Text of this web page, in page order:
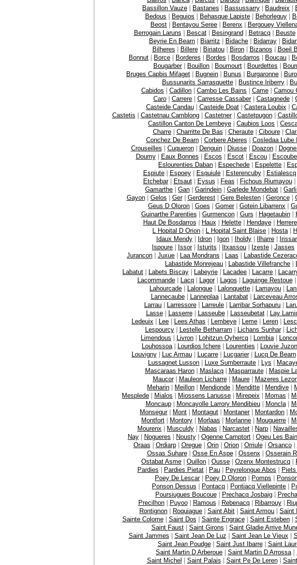
Bassillon Vauze | Bastanes | Bassussarry | Baudreix |
Bedous | Beguios | Behasque Lapiste | Behorleguy |
Beost | Bentayou Seree | Berenx | Bergouey
Berrogain Laruns | Bescat| Besingrand| Betracq| Beuste
Beyrie En Bearn | Biarritz | Bidache | Bidarray |
Bilheres | Billere| Biriatou| Biron| Bizanos | Boeil
Bonnut | Borce | Borderes | Bordes | Bosdarros | Boucau |
Bougarber| Bouillon | Boumourt | Bourdettes |
Bruges Capbis Mifaget | Bugnein | Bunus | Burgaronne |
Bussunarits Sarrasquette | Bustince Iriberry |
Cabidos | Cadillon | Cambo Les Bains | Came | Camou
Caro | Carrere | Carresse Cassaber| Castagnede |
Casteide Candau| Casteide Doat| Castera Loubix |
Castetis | Castetnau Camblong| Castetner| Castetpugon|
Castillon Canton De Lembeye | Caubios Loos |
Charre| Charritte De Bas | Cheraute| Ciboure|
Conchez De Bearn| Corbere Aberes | Cosledaa Lube
Crouseilles | Cuqueron| Denguin| Diusse| Doazon|
Doumy| Eaux Bonnes | Escos | Escot| Escou|
Eslourenties Daban | Espechede | Espelette |
Espiute| Espoey| Esquiule| Esterencuby| Estialescq
Etchebar| Etsaut| Eysus | Feas | Fichous Riumayou|
Gamarthe | Gan | Garindein | Garlede Mondebat |
Gayon| Gelos | Ger| Gerderest| Gere Belesten| Geronce|
Geus D Oloron | Goes | Gomer| Gotein Libarrenx |
Guinarthe Parenties | Gurmencon| Gurs | Hagetaubin|
Haut De Bosdarros | Haux | Helette| Hendaye| Herrere
L Hopital D Orion | L Hopital Saint Blaise | Hosta |
Idaux Mendy | Idron | Igon | Iholdy | Ilharre |
Ispoure | Issor| Isturits | Itxassou | Izeste | Jasses
Jurancon | Juxue | Laa Mondrans | Laas | Labastide
Labastide Monrejeau | Labastide Villefranche |
Labatut | Labets Biscay | Labeyrie | Lacadee | Lacarre |
Lacommande| Lacq| Lagor| Lagos | Laguinge Restoue|
Lahourcade | Lalongue | Lalonquette | Lamayou |
Lannecaube| Lanneplaa| Lantabat| Larceveau
Larrau | Larressore | Larreule | Larribar Sorhapuru |
Lasse| Lasserre| Lasseube| Lasseubetat| Lay
Ledeuix | Lee | Lees Athas | Lembeye | Leme | Leren |
Lespourcy| Lestelle Betharram | Lichans Sunhar|
Limendous | Livron | Lohitzun Oyhercq | Lombia |
Louhossoa | Lourdios Ichere | Lourenties | Louvie Juzon
Louvigny| Luc Armau| Lucarre| Lucgarier| Lucq De Bearn
Lussagnet Lusson | Luxe Sumberraute | Lys |
Mascaraas Haron| Maslacq| Masparraute| Maspie
Maucor| Mauleon Licharre| Maure| Mazeres
Meharin | Meillon | Mendionde | Menditte | Mendive |
Mesplede | Mialos | Miossens Lanusse | Mirepeix | Momas |
Moncaup| Moncayolle Larrory Mendibieu| Moncla|
Monsegur| Mont | Montagut | Montaner| Montardon |
Montfort | Montory | Morlaas | Morlanne | Mouguerre |
Mourenx | Musculdy | Nabas | Narcastet | Narp |
Nay | Nogueres | Nousty | Ogenne Camptort | Ogeu Les
Oraas | Ordiarp| Oregue| Orin| Orion| Orriule| Orsanco|
Ossas Suhare| Osse En Aspe| Ossenx | Osserain
Ostabat Asme | Ouillon | Ousse | Ozenx Montestrucq |
Pardies | Pardies Pietat | Pau | Peyrelongue Abos |
Poey De Lescar| Poey D Oloron | Pomps |
Ponson Dessus | Pontacq | Pontiacq Viellepinte |
Poursiugues Boucoue| Prechacq Josbaig|
Precilhon| Puyoo| Ramous | Rebenacq| Ribarrouy|
Rontignon | Roquiague | Saint Abit | Saint Armou | Saint
Sainte Colome| Saint Dos | Sainte Engrace| Saint Esteben|
Saint Faust| Saint Girons | Saint Gladie Arrive
Saint Jammes | Saint Jean De Luz | Saint Jean Le Vieux |
Saint Jean Poudge| Saint Just Ibarre| Saint
Saint Martin D Arberoue | Saint Martin D Arrossa |
Saint Michel | Saint Palais | Saint Pe De Leren|